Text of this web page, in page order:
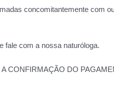
concomitantemente com
fale com a nossa naturóloga.
CONFIRMAÇÃO DO